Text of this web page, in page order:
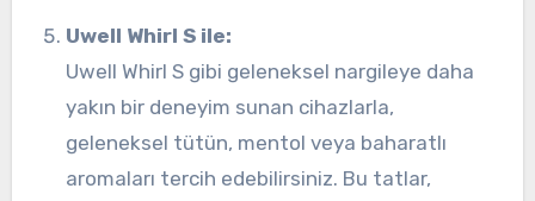
Uwell Whirl S ile:
Uwell Whirl S gibi geleneksel nargileye daha
yakın bir deneyim sunan cihazlarla,
geleneksel tütün, mentol veya baharatlı
aromaları tercih edebilirsiniz. Bu tatlar,